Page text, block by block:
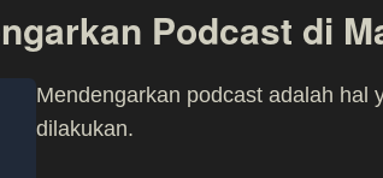
Podcast di
Mendengarkan podcast adalah hal
dilakukan.